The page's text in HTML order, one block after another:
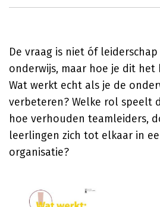
De vraag is niet óf
onderwijs, maar hoe je dit het
Wat werkt echt als je de
verbeteren? Welke rol speelt
hoe verhouden teamleiders,
leerlingen zich tot elkaar in
organisatie?